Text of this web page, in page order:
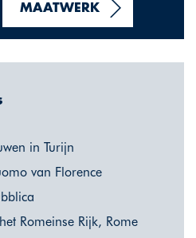
MAATWERK
in Turijn
van Florence
Romeinse Rijk, Rome